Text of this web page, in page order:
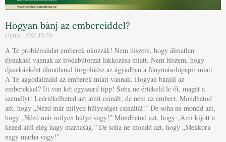
Hogyan bánj az embereiddel?
Gyula 2021.10.20.
A Te problémáidat emberek okozzák! Nem hiszem, hogy álmatlan
éjszakáid vannak az irodabútorzat lakkozása miatt. Nem hiszem, hogy
éjszakánként álmatlanul forgolódsz az ágyadban a fénymásolópapír miatt.
A Te aggodalmaid az emberek miatt vannak. Hogyan bánjál az
emberekkel? Itt van két egyszerű tipp! Soha ne értékeld le őt, magát a
személyt! Leértékelheted azt amit csinált, de nem az embert. Mondhatod
azt, hogy „Nézd már milyen hülyeséget csináltál!” De soha ne mondd azt,
hogy „Nézd már milyen hülye vagy!” Mondhatod azt, hogy „Ami kijött a
kezed alól elég nagy marhaság.” De soha ne mondd azt, hogy „Mekkora
nagy marha vagy!”